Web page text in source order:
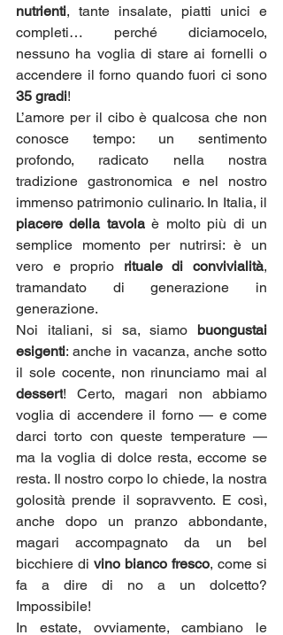
nutrienti, tante insalate, piatti unici e
completi… perché diciamocelo,
nessuno ha voglia di stare ai fornelli o
35 gradi!
L’amore per il cibo è qualcosa che non
conosce tempo: un sentimento
profondo, radicato nella nostra
tradizione gastronomica e nel nostro
piacere della tavola è molto più di un
semplice momento per nutrirsi: è un
vero e proprio rituale di convivialità,
tramandato di generazione in
generazione.
Noi italiani, si sa, siamo buongustai
esigenti: anche in vacanza, anche sotto
dessert! Certo, magari non abbiamo
voglia di accendere il forno — e come
darci torto con queste temperature —
ma la voglia di dolce resta, eccome se
resta. Il nostro corpo lo chiede, la nostra
golosità prende il sopravvento. E così,
anche dopo un pranzo abbondante,
magari accompagnato da un bel
bicchiere di vino bianco fresco, come si
fa a dire di no a un dolcetto?
Impossibile!
In estate, ovviamente, cambiano le